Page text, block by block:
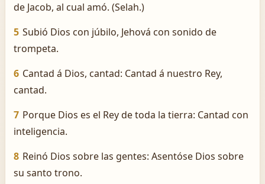
de Jacob, al cual amó. (Selah.)
5 Subió Dios con júbilo, Jehová con sonido de
trompeta.
6 Cantad á Dios, cantad: Cantad á nuestro Rey,
cantad.
7 Porque Dios es el Rey de toda la tierra: Cantad con
inteligencia.
8 Reinó Dios sobre las gentes: Asentóse Dios sobre
su santo trono.